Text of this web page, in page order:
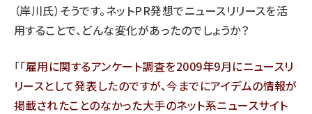
（岸川氏）そうです。ネットPR発想でニュースリリースを活
用することで、どんな変化があったのでしょうか？
「 雇用に関するアンケート調査を2009年9月にニュースリ
リースとして発表したのですが、今までにアイデムの情報が
掲載されたことのなかった大手のネット系ニュースサイト